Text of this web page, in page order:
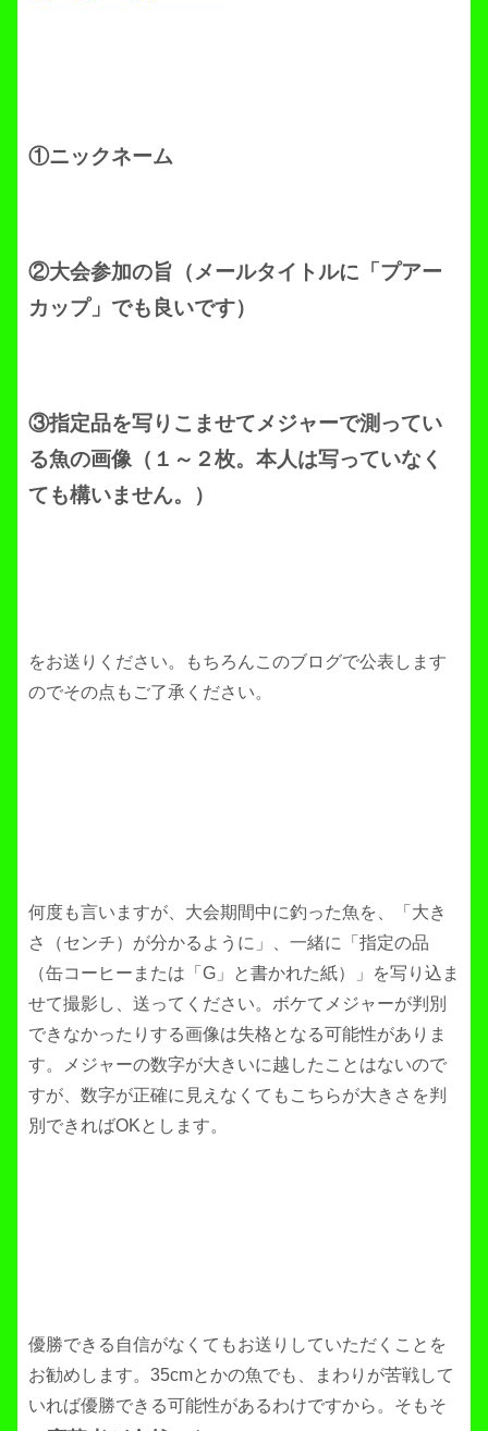
①ニックネーム
②大会参加の旨（メールタイトルに「プアー
カップ」でも良いです）
③指定品を写りこませてメジャーで測ってい
る魚の画像（１～２枚。本人は写っていなく
ても構いません。）
をお送りください。もちろんこのブログで公表します
のでその点もご了承ください。
何度も言いますが、大会期間中に釣った魚を、「大き
さ（センチ）が分かるように」、一緒に「指定の品
（缶コーヒーまたは「G」と書かれた紙）」を写り込ま
せて撮影し、送ってください。ボケてメジャーが判別
できなかったりする画像は失格となる可能性がありま
す。メジャーの数字が大きいに越したことはないので
すが、数字が正確に見えなくてもこちらが大きさを判
別できればOKとします。
優勝できる自信がなくてもお送りしていただくことを
お勧めします。35cmとかの魚でも、まわりが苦戦して
いれば優勝できる可能性があるわけですから。そもそ